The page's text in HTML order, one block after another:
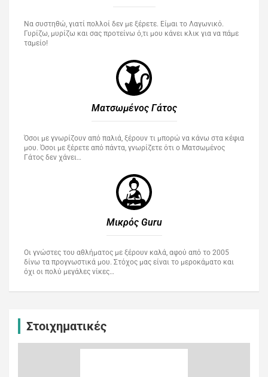
Να συστηθώ, γιατί πολλοί δεν με ξέρετε. Είμαι το Λαγωνικό.
Γυρίζω, μυρίζω και σας προτείνω ό,τι μου κάνει κλικ για να πάμε
ταμείο!
Ματσωμένος Γάτος​
Όσοι με γνωρίζουν από παλιά, ξέρουν τι μπορώ να κάνω στα κέφια
μου. Όσοι με ξέρετε από πάντα, γνωρίζετε ότι ο Ματσωμένος
Γάτος δεν χάνει…
Μικρός Guru​
Οι γνώστες του αθλήματος με ξέρουν καλά, αφού από το 2005
δίνω τα προγνωστικά μου. Στόχος μας είναι το μεροκάματο και
όχι οι πολύ μεγάλες νίκες…
Στοιχηματικές